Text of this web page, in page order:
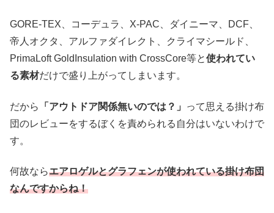
GORE-TEX、コーデュラ、X-PAC、ダイニーマ、DCF、
帝人オクタ、アルファダイレクト、クライマシールド、
PrimaLoft GoldInsulation with CrossCore等と使われてい
る素材だけで盛り上がってしまいます。
だから 「アウトドア関係無いのでは？」
って思える掛け布
団のレビューをするぼくを責められる自分はいないわけで
す。
何故ならエアロゲルとグラフェンが使われている掛け布団
なんですからね！